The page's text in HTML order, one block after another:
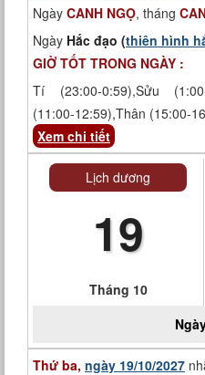
Ngày CANH NGỌ, tháng
Ngày Hắc đạo (thiên hình
GIỜ TỐT TRONG NGÀY :
Tí (23:00-0:59),Sửu
(11:00-12:59),Thân (15:00-
Xem chi tiết
Lịch dương
19
Tháng 10
Thứ ba, ngày 19/10/2027